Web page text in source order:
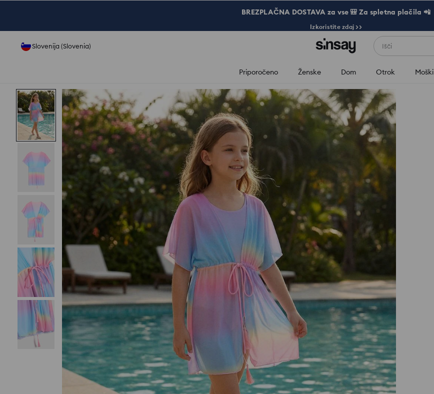
BREZPLAČNA DOSTAVA za vse 🎒 Za spletna plačila 📲
Izkoristite zdaj >>
Slovenija (Slovenia) Išči
Priporočeno Ženske Dom Otrok Moški